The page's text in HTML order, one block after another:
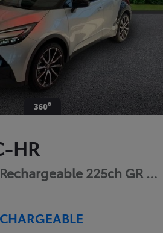
HR
225ch GR